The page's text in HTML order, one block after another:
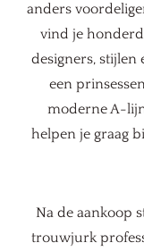
anders
vind je
designers,
een
moderne A-
helpen je graag
Na de aankoop
trouwjurk